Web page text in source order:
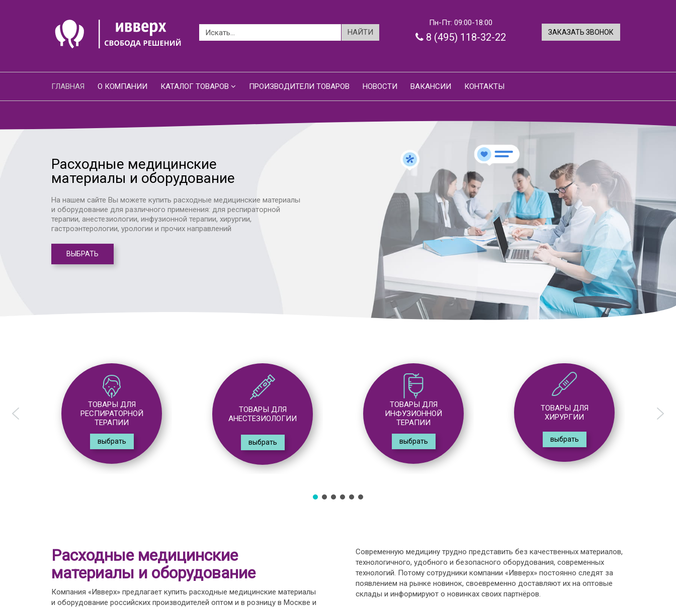
Пн-Пт: 09:00-18:00
8 (495) 118-32-22 ЗАКАЗАТЬ ЗВОНОК
ГЛАВНАЯ О КОМПАНИИ КАТАЛОГ ТОВАРОВ ПРОИЗВОДИТЕЛИ ТОВАРОВ НОВОСТИ ВАКАНСИИ КОНТАКТЫ
Расходные медицинские
материалы и оборудование
На нашем сайте Вы можете купить расходные медицинские материалы
и оборудование для различного применения: для респираторной
терапии, анестезиологии, инфузионной терапии, хирургии,
гастроэнтерологии, урологии и прочих направлений
ВЫБРАТЬ
ТОВАРЫ ДЛЯ
АНЕСТЕЗИОЛОГИИ
выбрать
ТОВАРЫ ДЛЯ
ИНФУЗИОННОЙ
ТЕРАПИИ
выбрать
ТОВАРЫ ДЛЯ
ХИРУРГИИ
выбрать
ТОВАРЫ ДЛЯ
ГАСТРОЭНТЕРОЛОГИИ
выбрать
Расходные медицинские
материалы и оборудование
Компания «Ивверх» предлагает купить расходные медицинские материалы
и оборудование российских производителей оптом и в розницу в Москве и
Современную медицину трудно представить без качественных материалов,
технологичного, удобного и безопасного оборудования, современных
технологий. Потому сотрудники компании «Ивверх» постоянно следят за
появлением на рынке новинок, своевременно доставляют их на оптовые
склады и информируют о новинках своих партнёров.